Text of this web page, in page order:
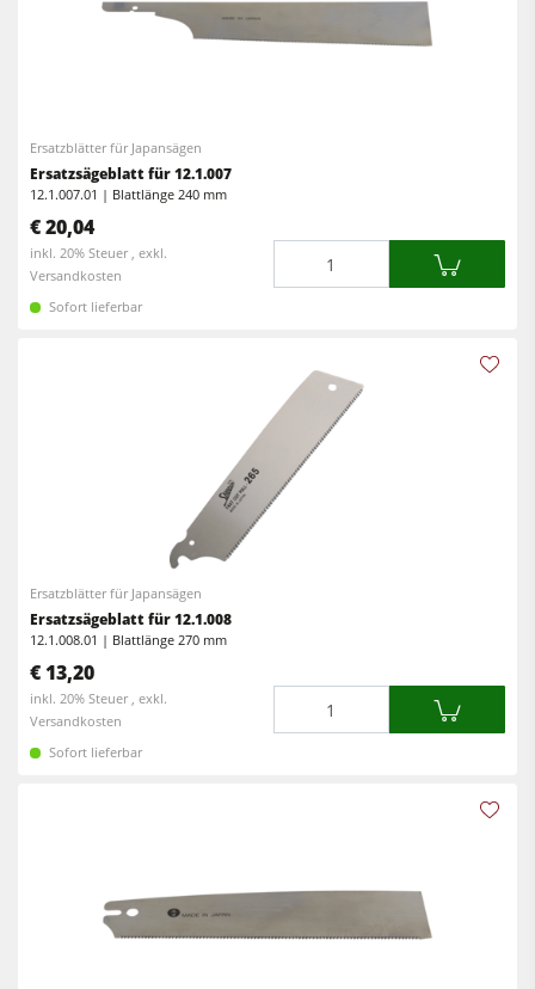
Ersatzblätter für Japansägen
Ersatzsägeblatt für 12.1.007
12.1.007.01 | Blattlänge 240 mm
€ 20,04
inkl. 20% Steuer , exkl.
Versandkosten
Sofort lieferbar
Ersatzblätter für Japansägen
Ersatzsägeblatt für 12.1.008
12.1.008.01 | Blattlänge 270 mm
€ 13,20
inkl. 20% Steuer , exkl.
Versandkosten
Sofort lieferbar